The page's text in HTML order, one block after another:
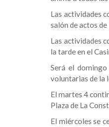
Las actividades
salón de actos
Las actividades
la tarde en el
Será el
voluntarias de la
El martes 4
Plaza de La
El miércoles se